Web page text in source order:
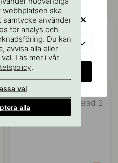
av andra
#beslagonline &
för att synas här!
webbplatsen ska
samtycke använder
för analys och
Du kan
avvisa alla eller
Läs mer i vår
.
val
alla
VISIT?
COUNTRY